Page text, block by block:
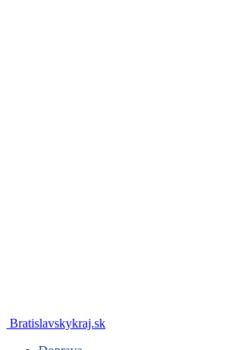
Bratislavskykraj.sk